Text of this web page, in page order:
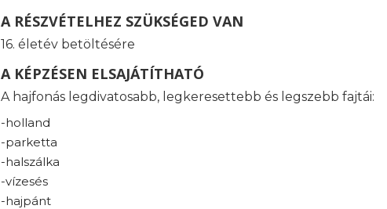
A RÉSZVÉTELHEZ SZÜKSÉGED VAN
16. életév betöltésére
A KÉPZÉSEN ELSAJÁTÍTHATÓ
A hajfonás legdivatosabb, legkeresettebb és legszebb fajtái:
-holland
-parketta
-halszálka
-vízesés
-hajpánt